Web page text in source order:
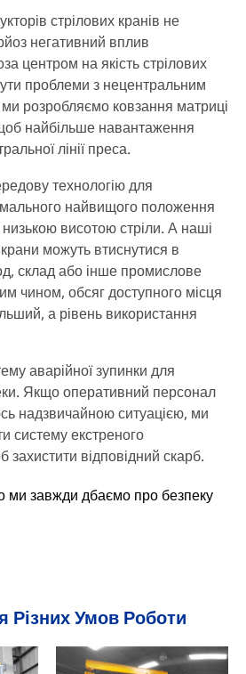
стрілових кранів не
негативний вплив
центром на якість стрілових
проблеми з нецентральним
розробляємо ковзання матриці
найбільше навантаження
лінії преса.
технологію для
найвищого положення
низькою висотою стріли. А наші
крани можуть втиснутися в
склад або інше промислове
чином, обсяг доступного місця
а рівень використання
аварійної зупинки для
Якщо оперативний персонал
надзвичайною ситуацією, ми
систему екстреного
відповідний скарб.
ми завжди дбаємо про безпеку
Різних Умов Роботи